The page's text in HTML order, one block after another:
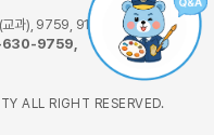
과), 9759, 9171(비교과)
/
FAX
630-9759,
ALL RIGHT RESERVED.